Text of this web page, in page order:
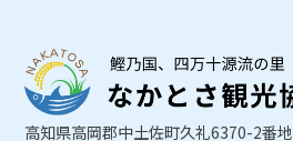
高知県高岡郡中土佐町久礼6370-2番地